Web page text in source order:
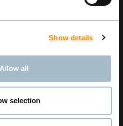
Show details
Allow all
selection
Send